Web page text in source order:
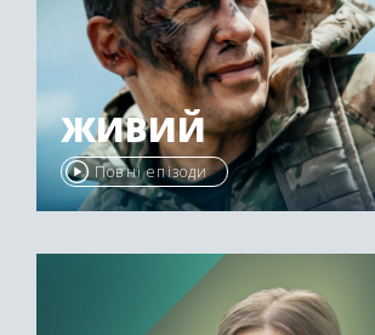
ЖИВИЙ
Повні епізоди